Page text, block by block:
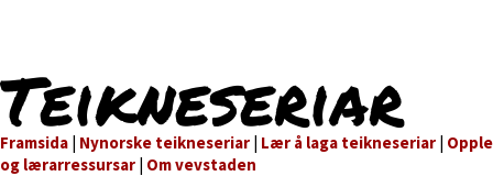
Teikneseriar
Framsida | Nynorske teikneseriar | Lær å laga teikneseriar |
og lærarressursar | Om vevstaden